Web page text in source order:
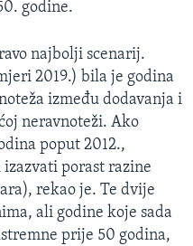
godine.
najbolji scenarij.
2019.) bila je godina
između dodavanja i
neravnoteži. Ako
poput 2012.,
porast razine
rekao je. Te dvije
ali godine koje sada
prije 50 godina,